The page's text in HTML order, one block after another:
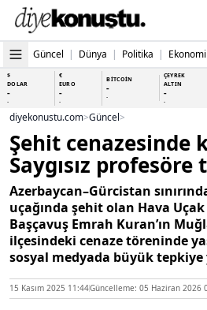
Güncel | Dünya | Politika | Ekonomi
$
DOLAR
-
-
€
EURO
-
-
BİTCOİN
-
-
ÇEYREK
ALTIN
-
-
diyekonustu.com>Güncel>
Şehit cenazesinde
Saygısız
Azerbaycan–Gürcistan
uçağında şehit olan Hava
Başçavuş Emrah Kuran’ın
ilçesindeki cenaze töreninde
sosyal medyada büyük tepkiye
15 Kasım 2025 11:44Güncelleme: 05 Haziran 2026